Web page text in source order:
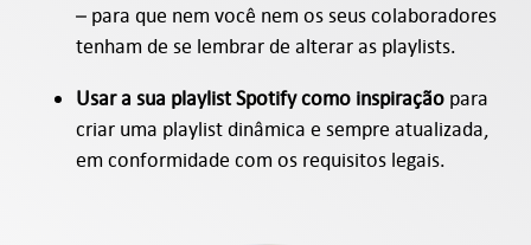
– para que nem você nem os seus colaboradores
tenham de se lembrar de alterar as playlists.
Usar a sua playlist Spotify como inspiraçãopara
criar uma playlist dinâmica e sempre atualizada,
em conformidade com os requisitos legais.